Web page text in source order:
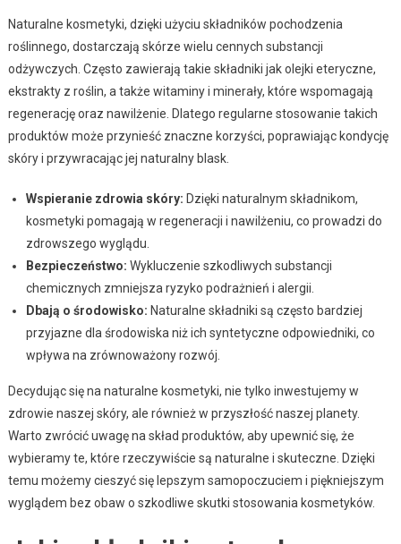
Naturalne kosmetyki, dzięki użyciu składników pochodzenia
roślinnego, dostarczają skórze wielu cennych substancji
odżywczych. Często zawierają takie składniki jak olejki eteryczne,
ekstrakty z roślin, a także witaminy i minerały, które wspomagają
regenerację oraz nawilżenie. Dlatego regularne stosowanie takich
produktów może przynieść znaczne korzyści, poprawiając kondycję
skóry i przywracając jej naturalny blask.
Wspieranie zdrowia skóry: Dzięki naturalnym składnikom,
kosmetyki pomagają w regeneracji i nawilżeniu, co prowadzi do
zdrowszego wyglądu.
Bezpieczeństwo: Wykluczenie szkodliwych substancji
chemicznych zmniejsza ryzyko podrażnień i alergii.
Dbają o środowisko: Naturalne składniki są często bardziej
przyjazne dla środowiska niż ich syntetyczne odpowiedniki, co
wpływa na zrównoważony rozwój.
Decydując się na naturalne kosmetyki, nie tylko inwestujemy w
zdrowie naszej skóry, ale również w przyszłość naszej planety.
Warto zwrócić uwagę na skład produktów, aby upewnić się, że
wybieramy te, które rzeczywiście są naturalne i skuteczne. Dzięki
temu możemy cieszyć się lepszym samopoczuciem i piękniejszym
wyglądem bez obaw o szkodliwe skutki stosowania kosmetyków.